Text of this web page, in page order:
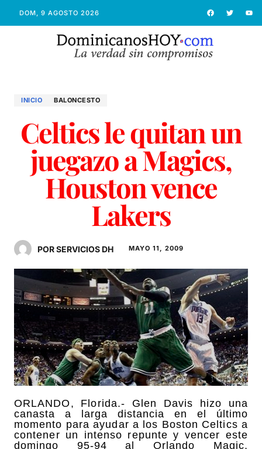
DOM, 9 AGOSTO 2026
INICIO BALONCESTO
Celtics le quitan un
juegazo a Magics,
Houston vence
Lakers
POR SERVICIOS DH MAYO 11, 2009
ORLANDO, Florida.- Glen Davis hizo una
canasta a larga distancia en el último
momento para ayudar a los Boston Celtics a
contener un intenso repunte y vencer este
domingo 95-94 al Orlando Magic,